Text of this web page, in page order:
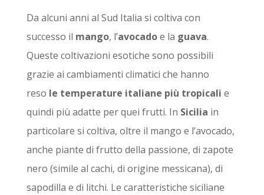
Da alcuni anni al Sud Italia si coltiva con
successo il mango, l’avocadoe la guava.
Queste coltivazioni esotiche sono possibili
grazie ai cambiamenti climatici che hanno
reso le temperature italiane più tropicali e
quindi più adatte per quei frutti. In Sicilia in
particolare si coltiva, oltre il mango e l’avocado,
anche piante di frutto della passione, di zapote
nero (simile al cachi, di origine messicana), di
sapodilla e di litchi. Le caratteristiche siciliane